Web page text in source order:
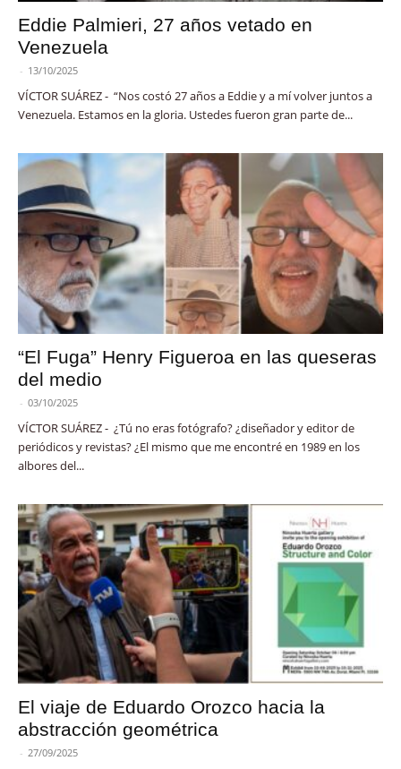
Eddie Palmieri, 27 años vetado en
Venezuela
- 13/10/2025
VÍCTOR SUÁREZ - “Nos costó 27 años a Eddie y a mí volver juntos a
Venezuela. Estamos en la gloria. Ustedes fueron gran parte de...
“El Fuga” Henry Figueroa en las queseras
del medio
- 03/10/2025
VÍCTOR SUÁREZ - ¿Tú no eras fotógrafo? ¿diseñador y editor de
periódicos y revistas? ¿El mismo que me encontré en 1989 en los
albores del...
El viaje de Eduardo Orozco hacia la
abstracción geométrica
- 27/09/2025